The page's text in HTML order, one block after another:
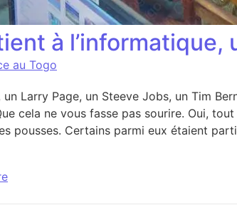
à
au Togo
Larry Page, un Steeve Jobs, un Tim
cela ne vous fasse pas sourire. Oui,
pousses. Certains parmi eux étaient